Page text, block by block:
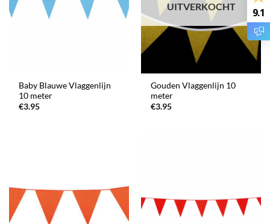
Baby Blauwe Vlaggenlijn
10 meter
€3.95
UITVERKOCHT
Gouden Vlaggenlijn 10
meter
€3.95
9.1